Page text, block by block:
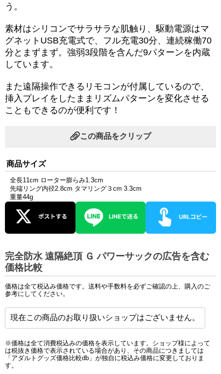
う。
素材はシリコンでサラサラな肌触り、駆動電源はマ
グネットUSB充電式で、フル充電30分、連続稼働70
分とまずまず。強弱3段階を含んだ9パターンを内蔵
しています。
また遠隔操作できるリモコンが付属しているので、
挿入プレイをしたままリズムパターンを変化させる
こともできるのが便利です！
この商品をクリップ
商品サイズ
全長11cm ローター膨らみ1.3cm
先端リング内径2.8cm タマリング３cm 3.3cm
重量44g
完全防水 遠隔絶頂 Ｇ パワーサックの広告を含む
価格比較
価格は全て税込み価格です。送料や手数料を必ずご確認の上、購入のご
参考にしてください。
現在この商品のお取り扱いショップはございません。
※価格は全て消費税込みの価格を表示しています。ショップ様によって
は税抜き価格で表示されている場合があり、その商品につきましては
「アダルトグッズ価格比較db」が独自に税込み価格に変更しておりま
す。